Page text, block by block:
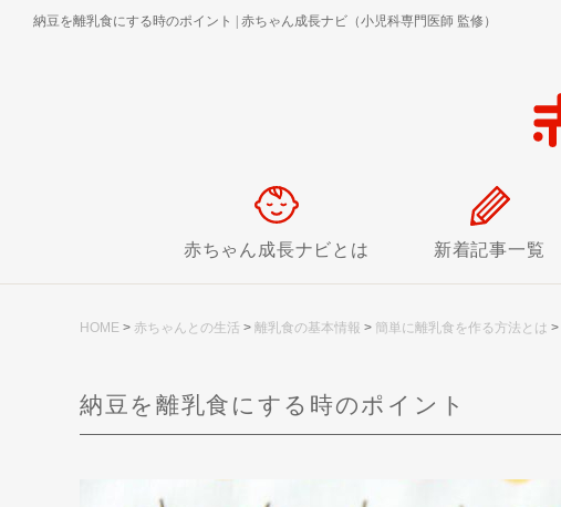
納豆を離乳食にする時のポイント 赤ちゃん成長ナビ（小児科専門医師 監修）
赤ちゃん成長ナビとは 新着記事一覧
HOME > 赤ちゃんとの生活 > 離乳食の基本情報 > 簡単に離乳食を作る方法とは >
納豆を離乳食にする時のポイント